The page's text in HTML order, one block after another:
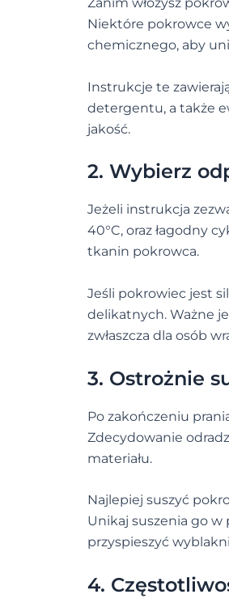
Niektóre pokrowce
chemicznego, aby
Instrukcje te
detergentu, a także
jakość.
2. Wybierz
Jeżeli instrukcja
40°C, oraz łagodny
tkanin pokrowca.
Jeśli pokrowiec jest
delikatnych. Ważne
zwłaszcza dla osób
3. Ostrożnie
Po zakończeniu
Zdecydowanie
materiału.
Najlepiej suszyć
Unikaj suszenia go w
przyspieszyć
4.